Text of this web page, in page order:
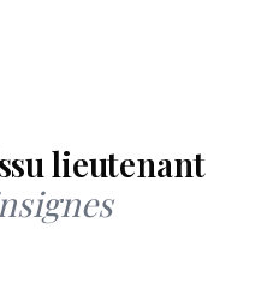
lieutenant